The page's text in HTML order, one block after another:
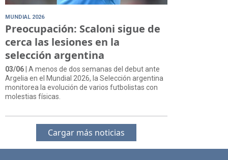
MUNDIAL 2026
Preocupación: Scaloni sigue de
cerca las lesiones en la
selección argentina
03/06 | A menos de dos semanas del debut ante
Argelia en el Mundial 2026, la Selección argentina
monitorea la evolución de varios futbolistas con
molestias físicas.
Cargar más noticias